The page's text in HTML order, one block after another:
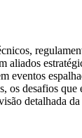
aliados
eventos
os desafios
detalhada